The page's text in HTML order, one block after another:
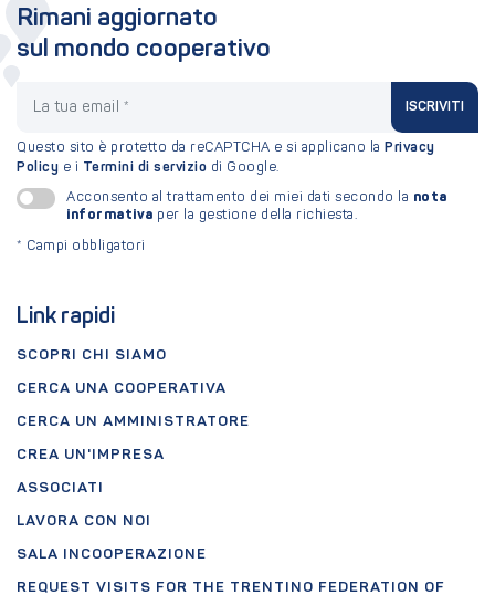
Link rapidi
SCOPRI CHI SIAMO
CERCA UNA COOPERATIVA
CERCA UN AMMINISTRATORE
CREA UN'IMPRESA
ASSOCIATI
LAVORA CON NOI
SALA INCOOPERAZIONE
REQUEST VISITS FOR THE TRENTINO FEDERATION OF
Rimani aggiornato
sul mondo cooperativo
ISCRIVITI
Questo sito è protetto da reCAPTCHA e si applicano la Privacy
Policy e i Termini di servizio di Google.
Acconsento al trattamento dei miei dati secondo la nota
informativa per la gestione della richiesta.
* Campi obbligatori